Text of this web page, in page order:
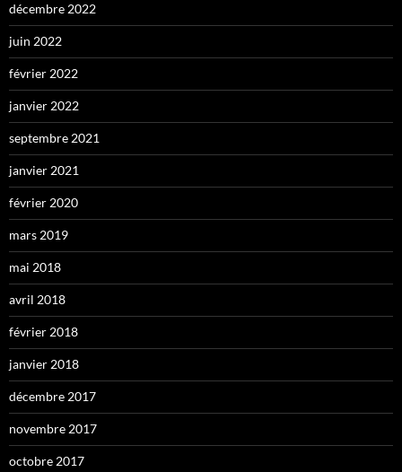
décembre 2022
juin 2022
février 2022
janvier 2022
septembre 2021
janvier 2021
février 2020
mars 2019
mai 2018
avril 2018
février 2018
janvier 2018
décembre 2017
novembre 2017
octobre 2017